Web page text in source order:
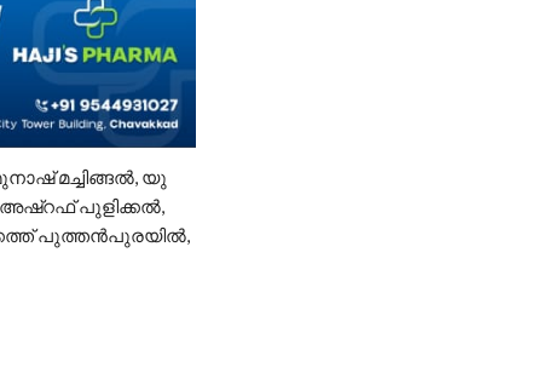
മച്ചിങ്ങൽ, യു
അഷ്റഫ് പുളിക്കൽ,
പുത്തൻപുരയിൽ,